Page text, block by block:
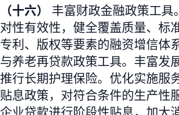
（十六） 丰富财政金融政策工具
对性有效性，健全覆盖质量、标
专利、版权等要素的融资增信体
与养老再贷款政策工具。丰富发
推行长期护理保险。优化实施服
贴息政策，对符合条件的生产性